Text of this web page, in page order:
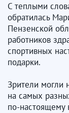
С теплыми
обратилась
Пензенской
работников
спортивных
подарки.
Зрители могли
на самых
по-настоящему